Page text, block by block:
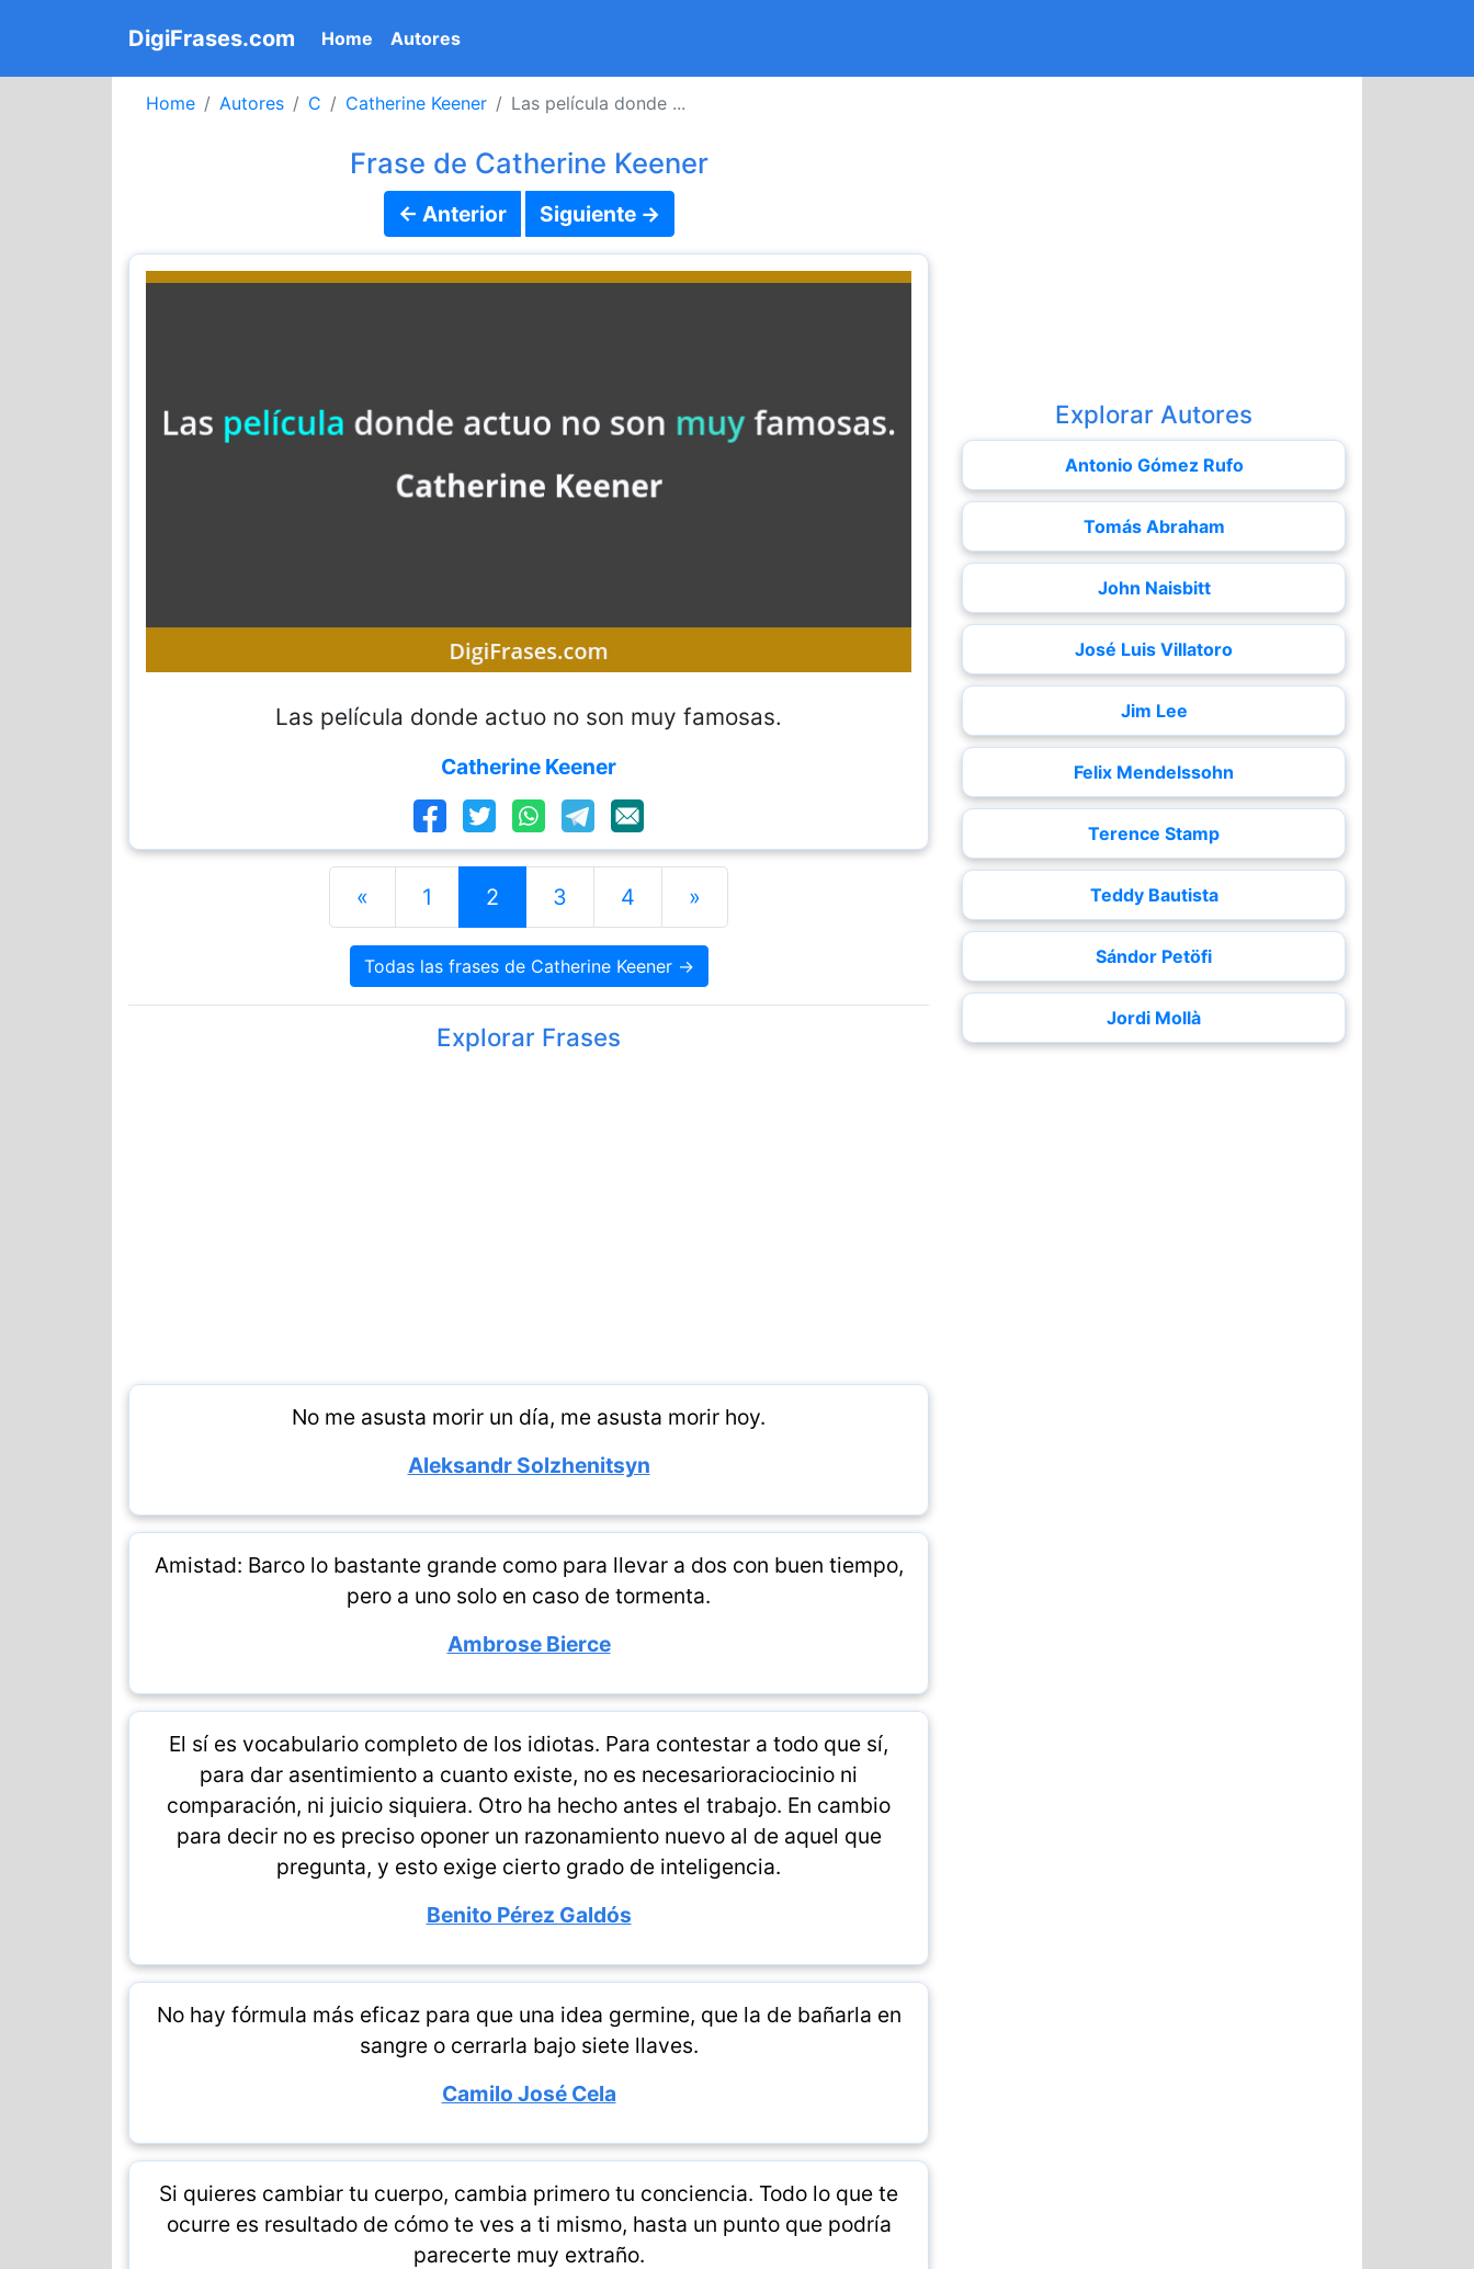
DigiFrases.com Home (current)
Autores
Home Autores C Catherine Keener Las película donde ...
Frase de Catherine Keener
← Anterior Siguiente →
Las película donde actuo no son muy famosas.
Catherine Keener
« 1 2 3 4 »
Todas las frases de Catherine Keener →
Explorar Frases
No me asusta morir un día, me asusta morir hoy.
Aleksandr Solzhenitsyn
Amistad: Barco lo bastante grande como para llevar a dos con buen tiempo,
pero a uno solo en caso de tormenta.
Ambrose Bierce
El sí es vocabulario completo de los idiotas. Para contestar a todo que sí,
para dar asentimiento a cuanto existe, no es necesarioraciocinio ni
comparación, ni juicio siquiera. Otro ha hecho antes el trabajo. En cambio
para decir no es preciso oponer un razonamiento nuevo al de aquel que
pregunta, y esto exige cierto grado de inteligencia.
Benito Pérez Galdós
No hay fórmula más eficaz para que una idea germine, que la de bañarla en
sangre o cerrarla bajo siete llaves.
Camilo José Cela
Si quieres cambiar tu cuerpo, cambia primero tu conciencia. Todo lo que te
ocurre es resultado de cómo te ves a ti mismo, hasta un punto que podría
parecerte muy extraño.
Explorar Autores
Antonio Gómez Rufo
Tomás Abraham
John Naisbitt
José Luis Villatoro
Jim Lee
Felix Mendelssohn
Terence Stamp
Teddy Bautista
Sándor Petöfi
Jordi Mollà